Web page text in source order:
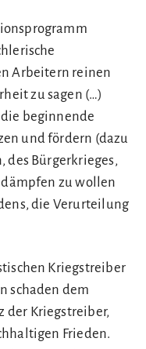
Arbeitern reinen
zu sagen (…)
beginnende
und fördern (dazu
des Bürgerkrieges,
zu wollen
die Verurteilung
Kriegstreiber
schaden dem
der Kriegstreiber,
Frieden.